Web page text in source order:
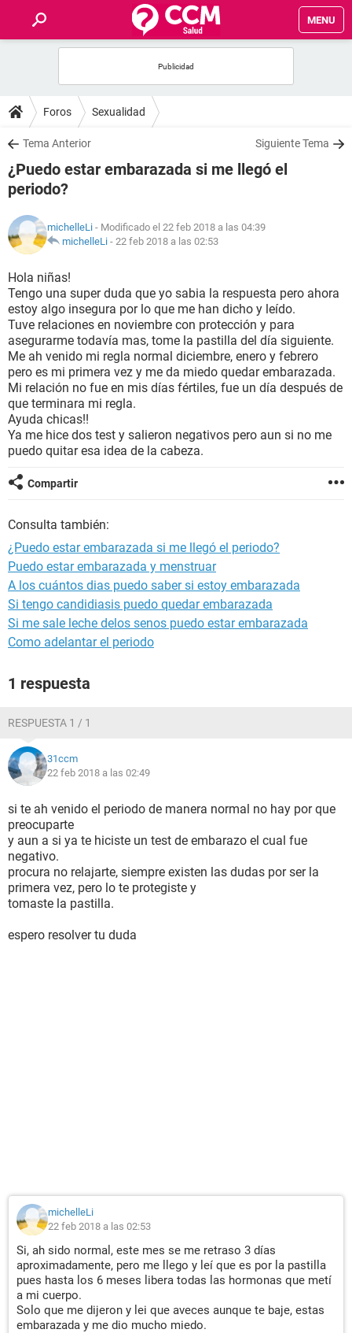
MENU
FOROS
SALUD
FAMILIA
NUTRICIÓN
SEXUALIDAD
GLOSARIO
Foros Sexualidad
Tema Anterior Siguiente Tema
¿Puedo estar embarazada si me llegó el
periodo?
michelleLi - Modificado el 22 feb 2018 a las 04:39
michelleLi - 22 feb 2018 a las 02:53
Hola niñas!
Tengo una super duda que yo sabia la respuesta pero ahora
estoy algo insegura por lo que me han dicho y leído.
Tuve relaciones en noviembre con protección y para
asegurarme todavía mas, tome la pastilla del día siguiente.
Me ah venido mi regla normal diciembre, enero y febrero
pero es mi primera vez y me da miedo quedar embarazada.
Mi relación no fue en mis días fértiles, fue un día después de
que terminara mi regla.
Ayuda chicas!!
Ya me hice dos test y salieron negativos pero aun si no me
puedo quitar esa idea de la cabeza.
Compartir
Consulta también:
¿Puedo estar embarazada si me llegó el periodo?
Puedo estar embarazada y menstruar
A los cuántos dias puedo saber si estoy embarazada
Si tengo candidiasis puedo quedar embarazada
Si me sale leche delos senos puedo estar embarazada
Como adelantar el periodo
1 respuesta
RESPUESTA 1 / 1
31ccm
22 feb 2018 a las 02:49
si te ah venido el periodo de manera normal no hay por que
preocuparte
y aun a si ya te hiciste un test de embarazo el cual fue
negativo.
procura no relajarte, siempre existen las dudas por ser la
primera vez, pero lo te protegiste y
tomaste la pastilla.
espero resolver tu duda
michelleLi
22 feb 2018 a las 02:53
Si, ah sido normal, este mes se me retraso 3 días
aproximadamente, pero me llego y leí que es por la pastilla
pues hasta los 6 meses libera todas las hormonas que metí
a mi cuerpo.
Solo que me dijeron y lei que aveces aunque te baje, estas
embarazada y me dio mucho miedo.